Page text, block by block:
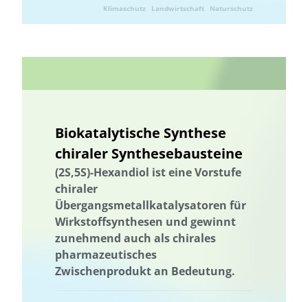
Klimaschutz Landwirtschaft Naturschutz
Biokatalytische Synthese
chiraler Synthesebausteine
(2S,5S)-Hexandiol ist eine Vorstufe
chiraler
Übergangsmetallkatalysatoren für
Wirkstoffsynthesen und gewinnt
zunehmend auch als chirales
pharmazeutisches
Zwischenprodukt an Bedeutung.